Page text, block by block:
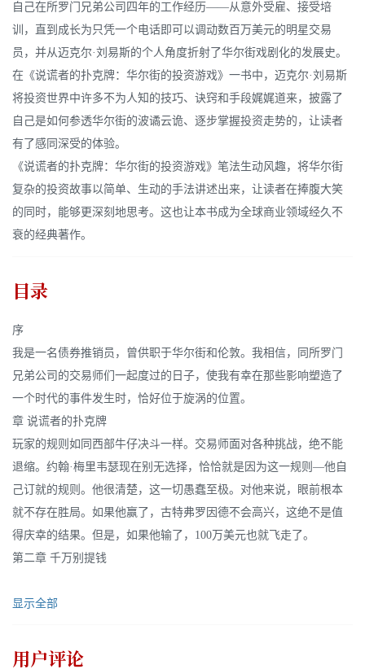
自己在所罗门兄弟公司四年的工作经历——从意外受雇、接受培
训，直到成长为只凭一个电话即可以调动数百万美元的明星交易
员，并从迈克尔·刘易斯的个人角度折射了华尔街戏剧化的发展史。
在《说谎者的扑克牌：华尔街的投资游戏》一书中，迈克尔·刘易斯
将投资世界中许多不为人知的技巧、诀窍和手段娓娓道来，披露了
自己是如何参透华尔街的波谲云诡、逐步掌握投资走势的，让读者
有了感同深受的体验。
《说谎者的扑克牌：华尔街的投资游戏》笔法生动风趣，将华尔街
复杂的投资故事以简单、生动的手法讲述出来，让读者在捧腹大笑
的同时，能够更深刻地思考。这也让本书成为全球商业领域经久不
衰的经典著作。
目录
序
我是一名债券推销员，曾供职于华尔街和伦敦。我相信，同所罗门
兄弟公司的交易师们一起度过的日子，使我有幸在那些影响塑造了
一个时代的事件发生时，恰好位于旋涡的位置。
章 说谎者的扑克牌
玩家的规则如同西部牛仔决斗一样。交易师面对各种挑战，绝不能
退缩。约翰·梅里韦瑟现在别无选择，恰恰就是因为这一规则—他自
己订就的规则。他很清楚，这一切愚蠢至极。对他来说，眼前根本
就不存在胜局。如果他赢了，古特弗罗因德不会高兴，这绝不是值
得庆幸的结果。但是，如果他输了，100万美元也就飞走了。
第二章 千万别提钱
显示全部
用户评论